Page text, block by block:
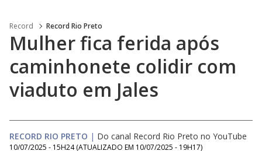
Record Record Rio Preto
Mulher fica ferida após
caminhonete colidir com
viaduto em Jales
RECORD RIO PRETO | Do canal Record Rio Preto no YouTube
10/07/2025 - 15H24 (ATUALIZADO EM 10/07/2025 - 19H17)